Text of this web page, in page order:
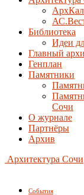
Библиотека
Идеи
Главный
Генплан
Памятники
Сочи
О журнале
Партнёры
Архив
Архитектура Сочи
События